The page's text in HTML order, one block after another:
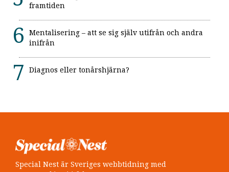
framtiden
Mentalisering – att se sig själv utifrån och andra
inifrån
Diagnos eller tonårshjärna?
Special Nest är Sveriges webbtidning med